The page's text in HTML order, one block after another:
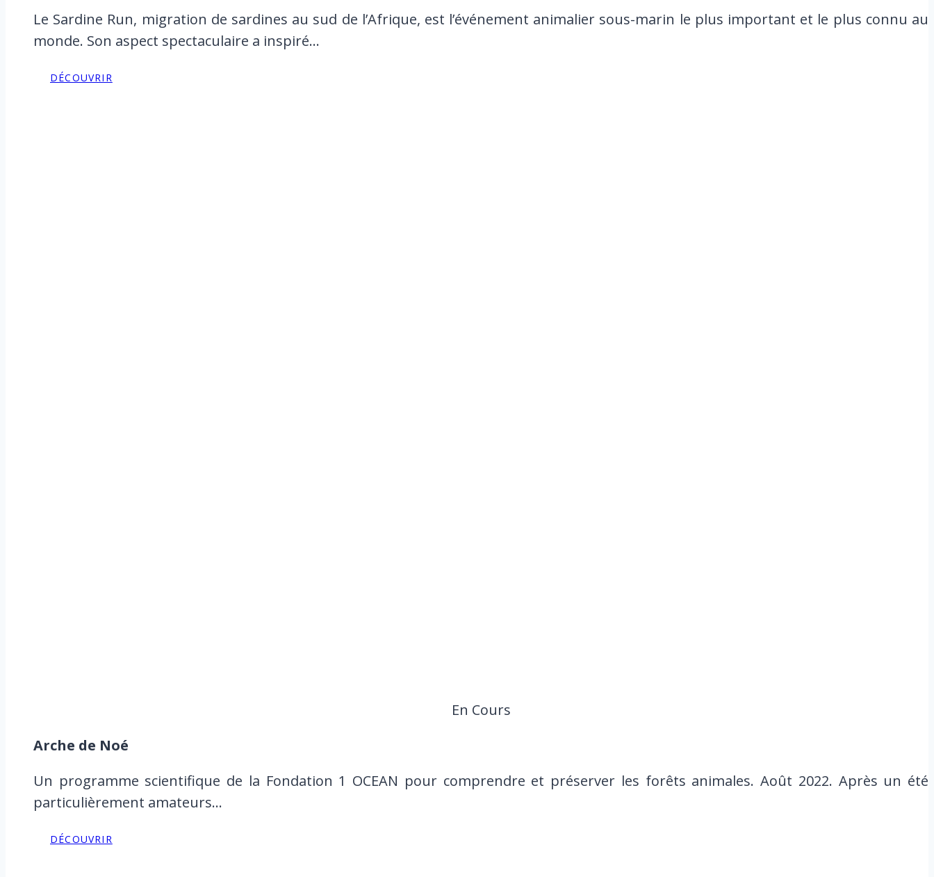
Le Sardine Run, migration de sardines au sud de l’Afrique, est l’événement animalier sous-marin le plus important et le plus connu au
monde. Son aspect spectaculaire a inspiré…
DÉCOUVRIR
En Cours
Arche de Noé
Un programme scientifique de la Fondation 1 OCEAN pour comprendre et préserver les forêts animales. Août 2022. Après un été
particulièrement amateurs…
DÉCOUVRIR